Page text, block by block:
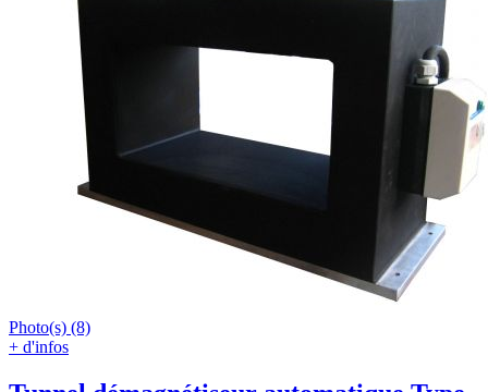
Photo(s) (8)
+ d'infos